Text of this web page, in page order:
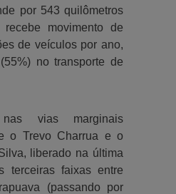
por 543 quilômetros
movimento de
de veículos por ano,
no transporte de
vias marginais
o Trevo Charrua e o
liberado na última
terceiras faixas entre
(passando por